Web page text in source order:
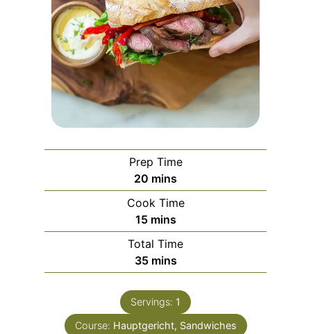
Prep Time
20 m
i
n
u
t
e
s
mins
Cook Time
15m
i
n
u
e
mins
Total Time
35m
i
n
u
t
mins
Servings: 1
Course: Hauptgericht, Sandwiches